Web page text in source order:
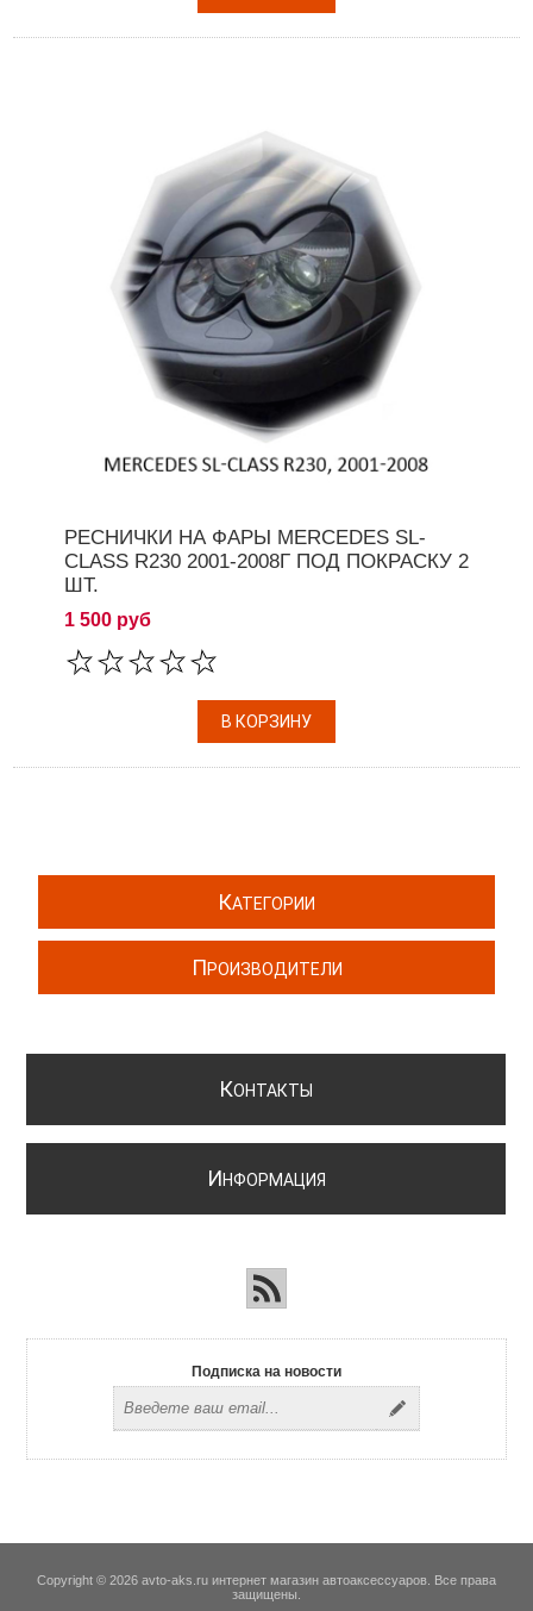
РЕСНИЧКИ НА ФАРЫ MERCEDES SL-
CLASS R230 2001-2008Г ПОД ПОКРАСКУ 2
ШТ.
1 500 руб
КАТЕГОРИИ
ПРОИЗВОДИТЕЛИ
КОНТАКТЫ
ИНФОРМАЦИЯ
Подписка на новости
Copyright © 2026 avto-aks.ru интернет магазин автоаксессуаров. Все права
защищены.